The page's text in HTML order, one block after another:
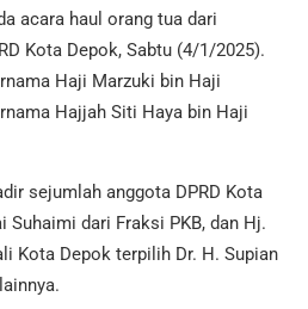
acara haul orang tua dari
Kota Depok, Sabtu (4/1/2025).
Haji Marzuki bin Haji
Hajjah Siti Haya bin Haji
sejumlah anggota DPRD Kota
Suhaimi dari Fraksi PKB, dan Hj.
Kota Depok terpilih Dr. H. Supian